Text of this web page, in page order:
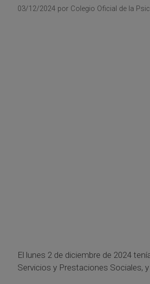
03/12/2024 por Colegio Oficial de la
El lunes 2 de diciembre de 2024
Servicios y Prestaciones Sociales,